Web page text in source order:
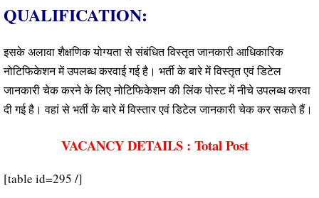
QUALIFICATION:
इसके अलावा शैक्षणिक योग्यता से संबंधित विस्तृत जानकारी आधिकारिक
नोटिफिकेशन में उपलब्ध करवाई गई है। भर्ती के बारे में विस्तृत एवं डिटेल
जानकारी चेक करने के लिए नोटिफिकेशन की लिंक पोस्ट में नीचे उपलब्ध करवा
दी गई है। वहां से भर्ती के बारे में विस्तार एवं डिटेल जानकारी चेक कर सकते हैं।
VACANCY DETAILS : Total Post
[table id=295 /]